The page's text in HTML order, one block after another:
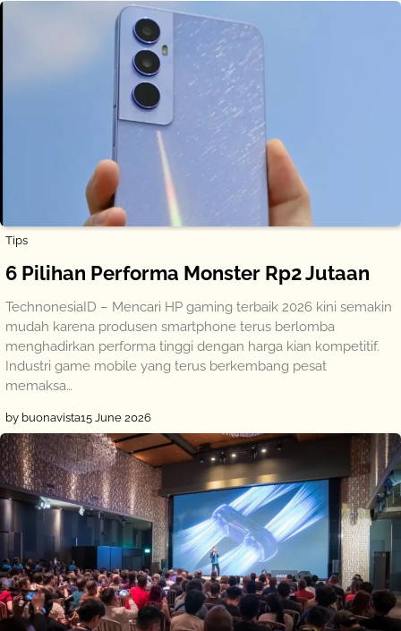
Tips
6 Pilihan Performa Monster Rp2 Jutaan
TechnonesiaID – Mencari HP gaming terbaik 2026 kini semakin
mudah karena produsen smartphone terus berlomba
menghadirkan performa tinggi dengan harga kian kompetitif.
Industri game mobile yang terus berkembang pesat
memaksa…
by buonavista15 June 2026